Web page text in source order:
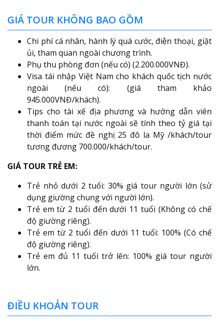
GIÁ TOUR KHÔNG BAO GỒM
Chi phí cá nhân, hành lý quá cước, điện thoại, giặt
ủi, tham quan ngoài chương trình.
Phụ thu phòng đơn (nếu có) (2.200.000VNĐ).
Visa tái nhập Việt Nam cho khách quốc tịch nước
ngoài (nếu có): (giá tham khảo
945.000VNĐ/khách).
Tips cho tài xế địa phương và hướng dẫn viên
thanh toán tại nước ngoài sẽ tính theo tỷ giá tại
thời điểm mức đề nghị 25 đô la Mỹ /khách/tour
tương đương 700.000/khách/tour.
GIÁ TOUR TRẺ EM:
Trẻ nhỏ dưới 2 tuổi: 30% giá tour người lớn (sử
dụng giường chung với người lớn).
Trẻ em từ 2 tuổi đến dưới 11 tuổi (Không có chế
độ giường riêng).
Trẻ em từ 2 tuổi đến dưới 11 tuổi: 100% (Có chế
độ giường riêng).
Trẻ em đủ 11 tuổi trở lên: 100% giá tour người
lớn.
ĐIỀU KHOẢN TOUR